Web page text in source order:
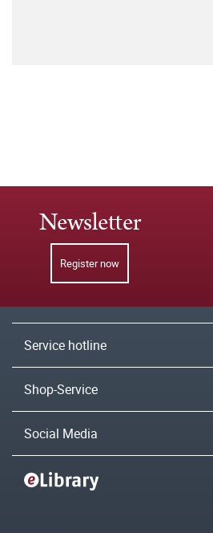
Newsletter
Register now
Service hotline
Shop-Service
Social Media